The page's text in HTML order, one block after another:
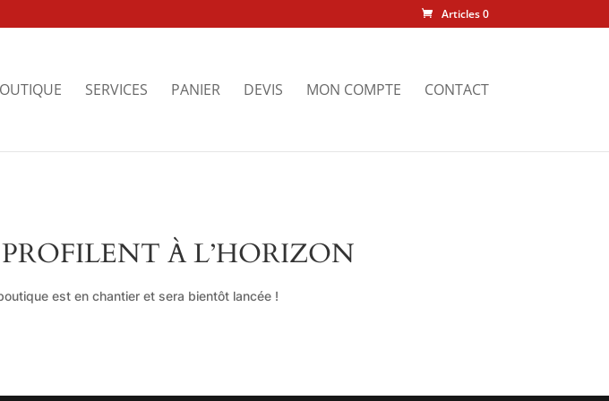
Articles 0
SERVICES PANIER DEVIS MON COMPTE CONTACT
À L’HORIZON
est en chantier et sera bientôt lancée !